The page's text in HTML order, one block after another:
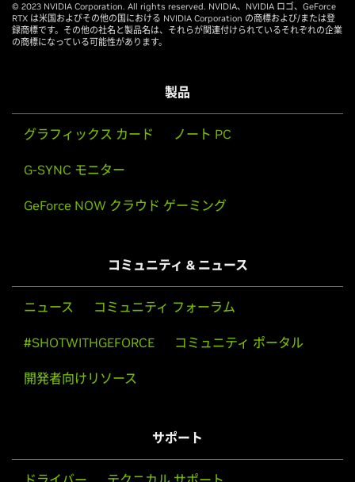
© 2023 NVIDIA Corporation. All rights reserved. NVIDIA、NVIDIA ロゴ、GeForce
RTX は米国およびその他の国における NVIDIA Corporation の商標および/または登
録商標です。その他の社名と製品名は、それらが関連付けられているそれぞれの企業
の商標になっている可能性があります。
製品
グラフィックス カード ノート PC
G-SYNC モニター
GeForce NOW クラウド ゲーミング
コミュニティ & ニュース
ニュース コミュニティ フォーラム
#SHOTWITHGEFORCE コミュニティ ポータル
開発者向けリソース
サポート